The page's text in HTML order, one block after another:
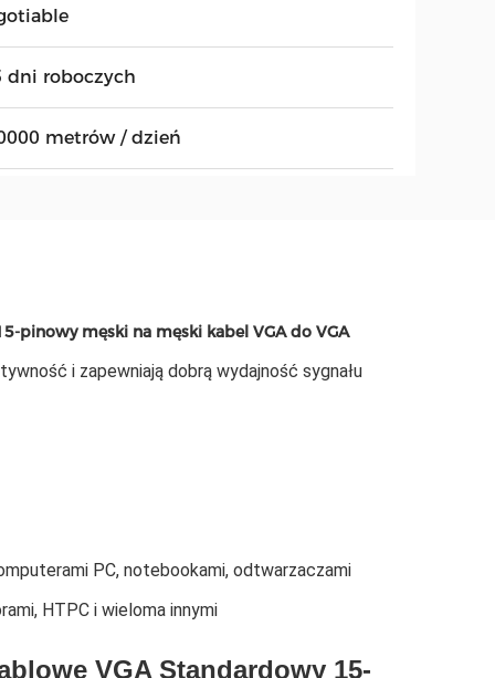
dni roboczych
metrów / dzień
pinowy męski na męski kabel VGA do VGA
i zapewniają dobrą wydajność sygnału
PC, notebookami, odtwarzaczami
HTPC i wieloma innymi
VGA Standardowy 15-